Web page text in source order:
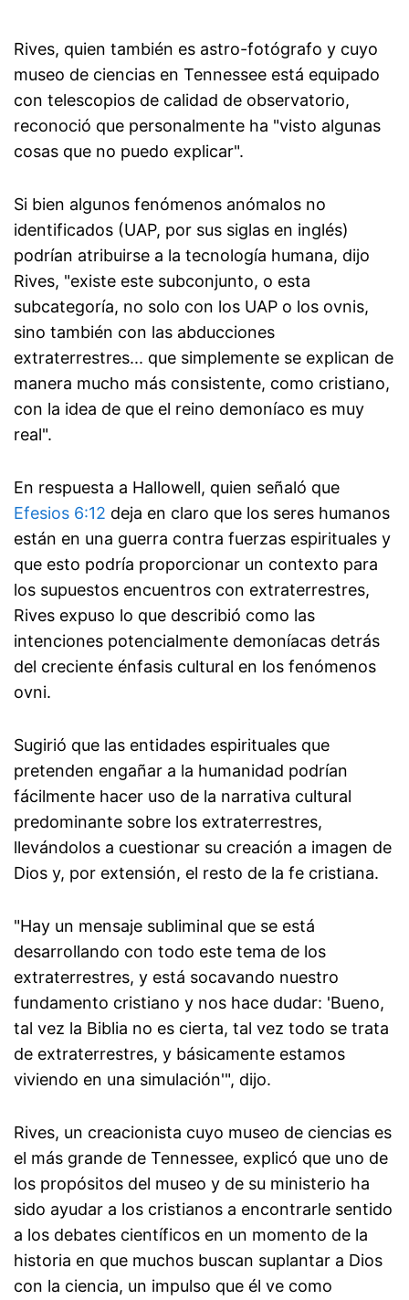
Rives, quien también es astro-fotógrafo y cuyo
museo de ciencias en Tennessee está equipado
con telescopios de calidad de observatorio,
reconoció que personalmente ha "visto algunas
cosas que no puedo explicar".
Si bien algunos fenómenos anómalos no
identificados (UAP, por sus siglas en inglés)
podrían atribuirse a la tecnología humana, dijo
Rives, "existe este subconjunto, o esta
subcategoría, no solo con los UAP o los ovnis,
sino también con las abducciones
extraterrestres... que simplemente se explican de
manera mucho más consistente, como cristiano,
con la idea de que el reino demoníaco es muy
real".
En respuesta a Hallowell, quien señaló que
Efesios 6:12 deja en claro que los seres humanos
están en una guerra contra fuerzas espirituales y
que esto podría proporcionar un contexto para
los supuestos encuentros con extraterrestres,
Rives expuso lo que describió como las
intenciones potencialmente demoníacas detrás
del creciente énfasis cultural en los fenómenos
ovni.
Sugirió que las entidades espirituales que
pretenden engañar a la humanidad podrían
fácilmente hacer uso de la narrativa cultural
predominante sobre los extraterrestres,
llevándolos a cuestionar su creación a imagen de
Dios y, por extensión, el resto de la fe cristiana.
"Hay un mensaje subliminal que se está
desarrollando con todo este tema de los
extraterrestres, y está socavando nuestro
fundamento cristiano y nos hace dudar: 'Bueno,
tal vez la Biblia no es cierta, tal vez todo se trata
de extraterrestres, y básicamente estamos
viviendo en una simulación'", dijo.
Rives, un creacionista cuyo museo de ciencias es
el más grande de Tennessee, explicó que uno de
los propósitos del museo y de su ministerio ha
sido ayudar a los cristianos a encontrarle sentido
a los debates científicos en un momento de la
historia en que muchos buscan suplantar a Dios
con la ciencia, un impulso que él ve como